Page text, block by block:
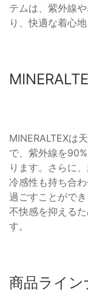
テムは、紫外線
り、快適な着心地
MINERALTEXは
で、紫外線を
ります。さらに
冷感性も持ち合
過ごすことがで
不快感を抑える
す。
商品ライ